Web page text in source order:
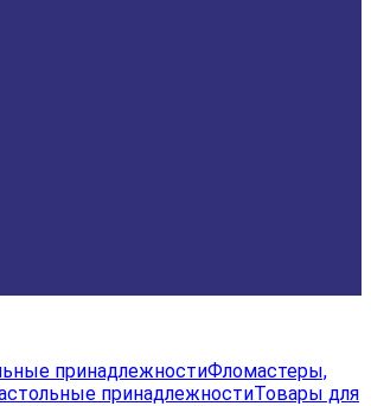
принадлежностиФломастеры,
принадлежностиТовары для